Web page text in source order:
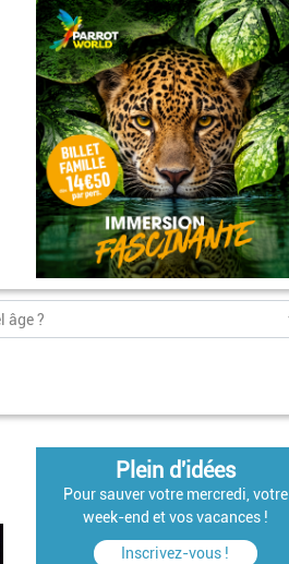
Plein d'idées
Pour sauver votre mercredi, votre
week-end et vos vacances !
Inscrivez-vous !